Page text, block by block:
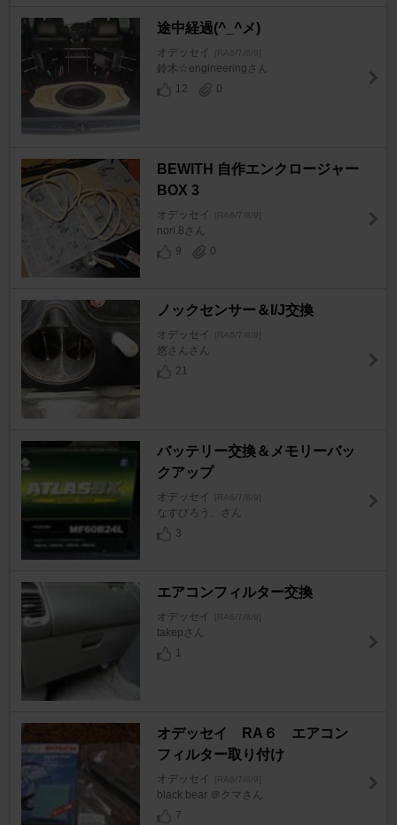
途中経過(^_^メ)
オデッセイ [RA6/7/8/9]
鈴木☆engineeringさん
12
0
BEWITH 自作エンクロージャー
BOX 3
オデッセイ [RA6/7/8/9]
nori.8さん
9
0
ノックセンサー＆I/J交換
オデッセイ [RA6/7/8/9]
悠さんさん
21
バッテリー交換＆メモリーバッ
クアップ
オデッセイ [RA6/7/8/9]
なすびろう。さん
3
エアコンフィルター交換
オデッセイ [RA6/7/8/9]
takepさん
1
オデッセイ RA６ エアコン
フィルター取り付け
オデッセイ [RA6/7/8/9]
black bear ＠クマさん
7